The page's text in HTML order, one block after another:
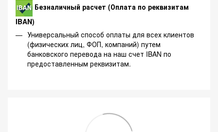
Безналичный расчет (Оплата по реквизитам
IBAN)
Универсальный способ оплаты для всех клиентов
(физических лиц, ФОП, компаний) путем
банковского перевода на наш счет IBAN по
предоставленным реквизитам.